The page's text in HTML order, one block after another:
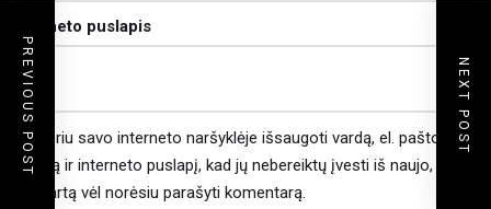
Interneto puslapis
Noriu savo interneto naršyklėje išsaugoti vardą, el. pašto
adresą ir interneto puslapį, kad jų nebereiktų įvesti iš naujo, kai
kitą kartą vėl norėsiu parašyti komentarą.
PREVIOUS POST NEXT POST